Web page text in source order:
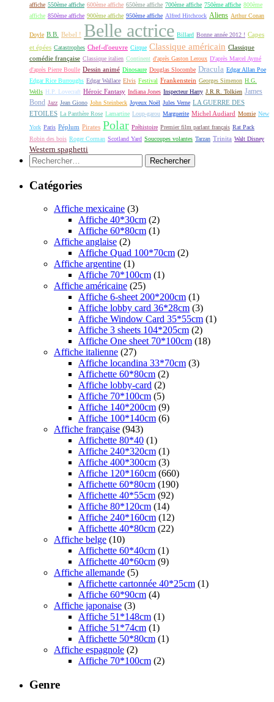
affiche 550ème affiche 600ème affiche 650ème affiche 700ème affiche 750ème affiche 800ème
affiche 850ème affiche 900ème affiche 950ème affiche Alfred Hitchcock Aliens Arthur Conan
Doyle B.B. Bebel ! Belle actrice Billard Bonne année 2012 ! Capes
et épées Catastrophes Chef-d'oeuvre Cirque Classique américain Classique
comédie française Classique italien Continent d'après Gaston Leroux D'après Marcel Aymé
d'après Pierre Boulle Dessin animé Dinosaure Douglas Slocombe Dracula Edgar Allan Poe
Edgar Rice Burroughs Edgar Wallace Elvis Festival Frankenstein Georges Simenon H.G.
Wells H.P. Lovecraft Héroic Fantasy Indiana Jones Inspecteur Harry J.R.R. Tolkien James
Bond Jazz Jean Giono John Steinbeck Joyeux Noël Jules Verne LA GUERRE DES
ETOILES La Panthère Rose Lamartine Loup-garou Marguerite Michel Audiard Momie New
York Paris Péplum Pirates Polar Préhistoire Premier film parlant français Rat Pack
Robin des bois Roger Corman Scotland Yard Soucoupes volantes Tarzan Trinita Walt Disney
Western spaghetti
Rechercher :
Catégories
Affiche mexicaine (3)
Affiche 40*30cm (2)
Affiche 60*80cm (1)
Affiche anglaise (2)
Affiche Quad 100*70cm (2)
Affiche argentine (1)
Affiche 70*100cm (1)
Affiche américaine (25)
Affiche 6-sheet 200*200cm (1)
Affiche lobby card 36*28cm (3)
Affiche Window Card 35*55cm (1)
Affiche 3 sheets 104*205cm (2)
Affiche One sheet 70*100cm (18)
Affiche italienne (27)
Affiche locandina 33*70cm (3)
Affichette 60*80cm (2)
Affiche lobby-card (2)
Affiche 70*100cm (5)
Affiche 140*200cm (9)
Affiche 100*140cm (6)
Affiche française (943)
Affichette 80*40 (1)
Affiche 240*320cm (1)
Affiche 400*300cm (3)
Affiche 120*160cm (660)
Affichette 60*80cm (190)
Affichette 40*55cm (92)
Affiche 80*120cm (14)
Affiche 240*160cm (12)
Affichette 40*80cm (22)
Affiche belge (10)
Affichette 60*40cm (1)
Affichette 40*60cm (9)
Affiche allemande (5)
Affichette cartonnée 40*25cm (1)
Affiche 60*90cm (4)
Affiche japonaise (3)
Affiche 51*148cm (1)
Affiche 51*74cm (1)
Affichette 50*80cm (1)
Affiche espagnole (2)
Affiche 70*100cm (2)
Genre